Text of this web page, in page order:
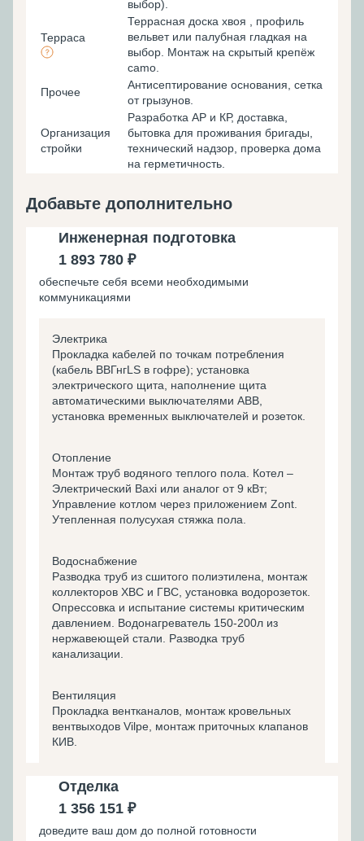
выбор).
Терраса
Террасная доска хвоя , профиль
вельвет или палубная гладкая на
выбор. Монтаж на скрытый крепёж
camo.
Прочее
Антисептирование основания, cетка
от грызунов.
Организация
стройки
Разработка АР и КР, доставка,
бытовка для проживания бригады,
технический надзор, проверка дома
на герметичность.
Добавьте дополнительно
Инженерная подготовка
1 893 780 ₽
обеспечьте себя всеми необходимыми
коммуникациями
Электрика
Прокладка кабелей по точкам потребления
(кабель ВВГнгLS в гофре); установка
электрического щита, наполнение щита
автоматическими выключателями ABB,
установка временных выключателей и розеток.
Отопление
Монтаж труб водяного теплого пола. Котел –
Электрический Baxi или аналог от 9 кВт;
Управление котлом через приложением Zont.
Утепленная полусухая стяжка пола.
Водоснабжение
Разводка труб из сшитого полиэтилена, монтаж
коллекторов ХВС и ГВС, установка водорозеток.
Опрессовка и испытание системы критическим
давлением. Водонагреватель 150-200л из
нержавеющей стали. Разводка труб
канализации.
Вентиляция
Прокладка вентканалов, монтаж кровельных
вентвыходов Vilpe, монтаж приточных клапанов
КИВ.
Отделка
1 356 151 ₽
доведите ваш дом до полной готовности